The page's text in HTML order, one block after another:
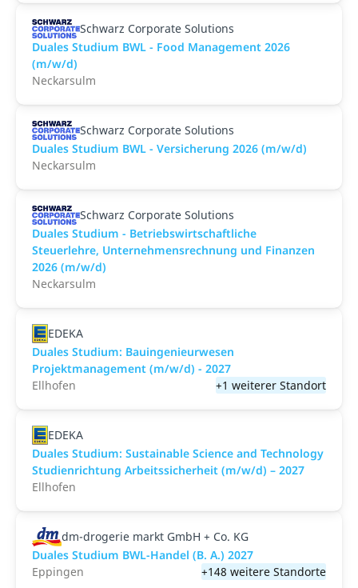
Schwarz Corporate Solutions
Duales Studium BWL - Food Management 2026
(m/w/d)
Neckarsulm
Schwarz Corporate Solutions
Duales Studium BWL - Versicherung 2026 (m/w/d)
Neckarsulm
Schwarz Corporate Solutions
Duales Studium - Betriebswirtschaftliche
Steuerlehre, Unternehmensrechnung und Finanzen
2026 (m/w/d)
Neckarsulm
EDEKA
Duales Studium: Bauingenieurwesen
Projektmanagement (m/w/d) - 2027
Ellhofen
+1 weiterer Standort
EDEKA
Duales Studium: Sustainable Science and Technology
Studienrichtung Arbeitssicherheit (m/w/d) – 2027
Ellhofen
dm-drogerie markt GmbH + Co. KG
Duales Studium BWL-Handel (B. A.) 2027
Eppingen
+148 weitere Standorte